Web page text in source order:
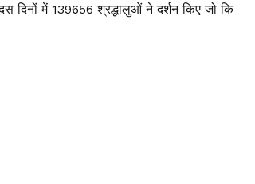
दिनों में 139656 श्रद्धालुओं ने दर्शन किए जो कि